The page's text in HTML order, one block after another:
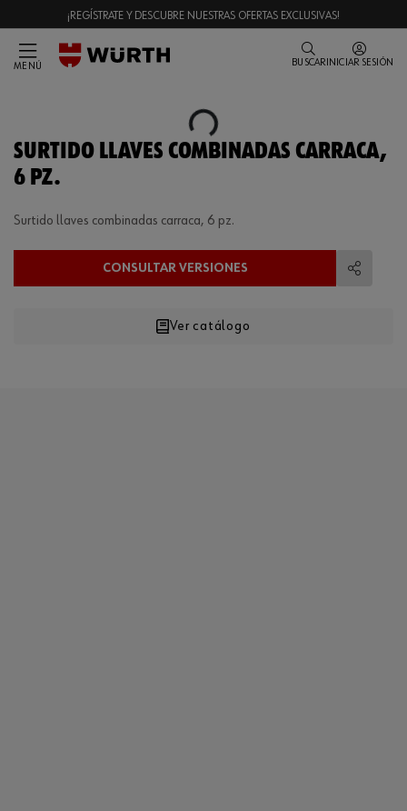
¡REGÍSTRATE Y DESCUBRE NUESTRAS OFERTAS EXCLUSIVAS!
MENÚ BUSCAR INICIAR SESIÓN
Loading...
SURTIDO LLAVES COMBINADAS CARRACA,
6 PZ.
Surtido llaves combinadas carraca, 6 pz.
CONSULTAR VERSIONES
Ver catálogo